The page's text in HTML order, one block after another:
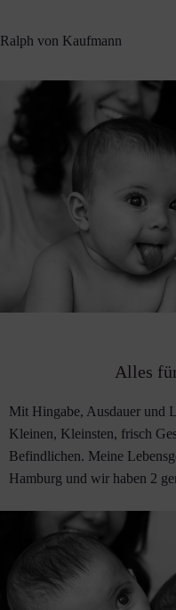
Inhalt
Ralph von Kaufmann
Alles
Mit Hingabe, Ausdauer und
Kleinen, Kleinsten, frisch
Befindlichen. Meine
Hamburg und wir haben 2